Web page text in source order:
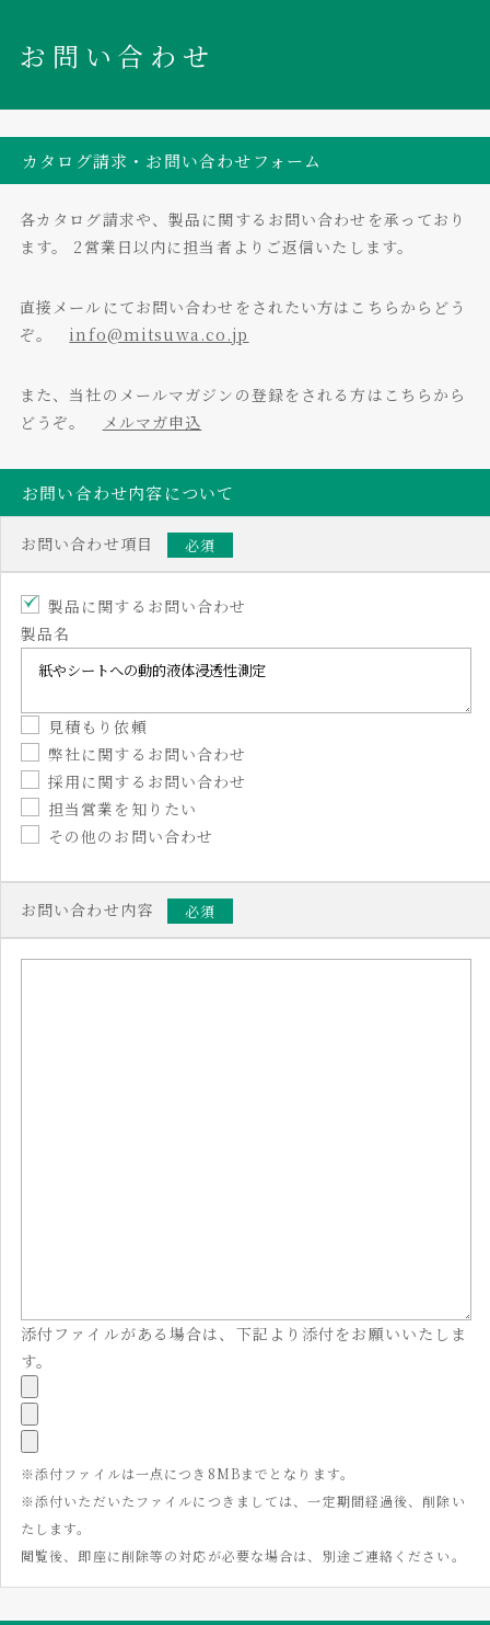
お問い合わせ
カタログ請求・お問い合わせフォーム
各カタログ請求や、製品に関するお問い合わせを承っており
ます。
2営業日以内に担当者よりご返信いたします。
直接メールにてお問い合わせをされたい方はこちらからどう
ぞ。 info@mitsuwa.co.jp
また、当社のメールマガジンの登録をされる方はこちらから
どうぞ。
メルマガ申込
お問い合わせ内容について
お問い合わせ項目 必須
製品に関するお問い合わせ
製品名
見積もり依頼
弊社に関するお問い合わせ
採用に関するお問い合わせ
担当営業を知りたい
その他のお問い合わせ
お問い合わせ内容 必須
添付ファイルがある場合は、下記より添付をお願いいたしま
す。
※添付ファイルは一点につき8MBまでとなります。
※添付いただいたファイルにつきましては、一定期間経過後、削除い
たします。
閲覧後、即座に削除等の対応が必要な場合は、別途ご連絡ください。